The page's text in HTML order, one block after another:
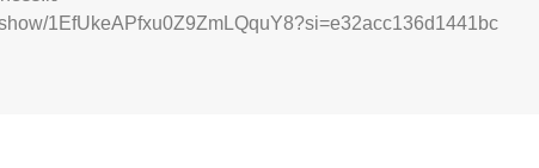
1EfUkeAPfxu0Z9ZmLQquY8?si=e32acc136d1441bc